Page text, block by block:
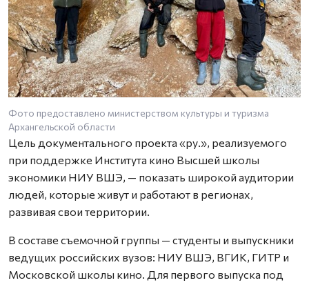
Фото предоставлено министерством культуры и туризма
Архангельской области
Цель документального проекта «ру.», реализуемого
при поддержке Института кино Высшей школы
экономики НИУ ВШЭ, — показать широкой аудитории
людей, которые живут и работают в регионах,
развивая свои территории.
В составе съемочной группы — студенты и выпускники
ведущих российских вузов: НИУ ВШЭ, ВГИК, ГИТР и
Московской школы кино. Для первого выпуска под